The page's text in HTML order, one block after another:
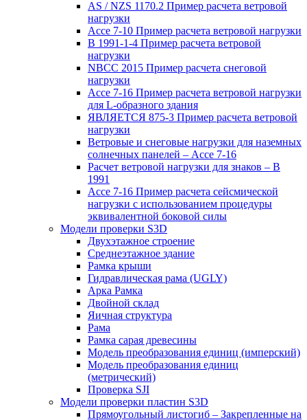
AS / NZS 1170.2 Пример расчета ветровой
нагрузки
Ассе 7-10 Пример расчета ветровой нагрузки
В 1991-1-4 Пример расчета ветровой
нагрузки
NBCC 2015 Пример расчета снеговой
нагрузки
Ассе 7-16 Пример расчета ветровой нагрузки
для L-образного здания
ЯВЛЯЕТСЯ 875-3 Пример расчета ветровой
нагрузки
Ветровые и снеговые нагрузки для наземных
солнечных панелей – Ассе 7-16
Расчет ветровой нагрузки для знаков – В
1991
Ассе 7-16 Пример расчета сейсмической
нагрузки с использованием процедуры
эквивалентной боковой силы
Модели проверки S3D
Двухэтажное строение
Среднеэтажное здание
Рамка крыши
Гидравлическая рама (UGLY)
Арка Рамка
Двойной склад
Яичная структура
Рама
Рамка сарая древесины
Модель преобразования единиц (имперский)
Модель преобразования единиц
(метрический)
Проверка SJI
Модели проверки пластин S3D
Прямоугольный листогиб – Закрепленные на